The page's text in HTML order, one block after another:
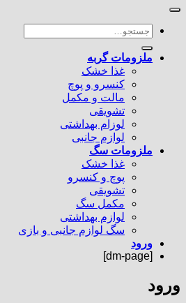
جستجو
ملزومات گربه
غذا خشک
کنسرو و پوچ
مالت و مکمل
تشویقی
لوزام بهداشتی
لوازم جانبی
ملزومات سگ
غذا خشک
پوچ و کنسرو
تشویقی
مکمل سگ
لوازم بهداشتی
سگ لوازم جانبی و بازی
ورود
[dm-page]
ورود